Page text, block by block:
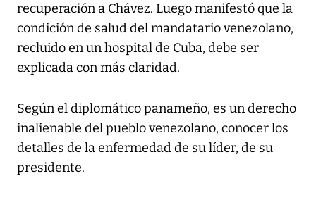
recuperación a Chávez. Luego manifestó que la
condición de salud del mandatario venezolano,
recluido en un hospital de Cuba, debe ser
explicada con más claridad.
Según el diplomático panameño, es un derecho
inalienable del pueblo venezolano, conocer los
detalles de la enfermedad de su líder, de su
presidente.